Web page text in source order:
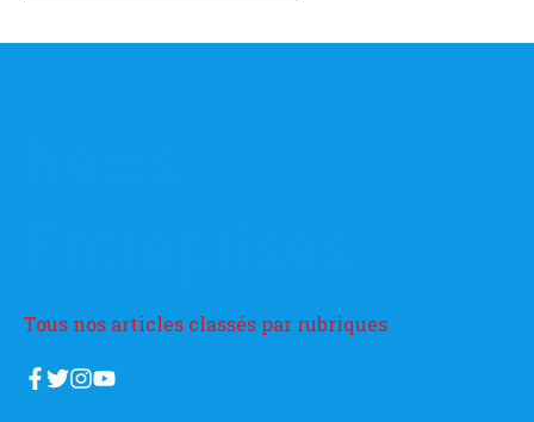
Tous nos articles classés par rubriques